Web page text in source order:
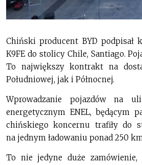
Chiński producent BYD podpisał
K9FE do stolicy Chile, Santiago.
To największy kontrakt na
Południowej, jak i Północnej.
Wprowadzanie pojazdów na
energetycznym ENEL, będącym
chińskiego koncernu trafiły do
na jednym ładowaniu ponad 250
To nie jedyne duże